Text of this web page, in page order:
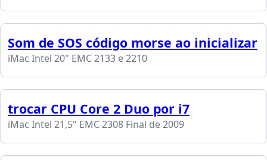
Som de SOS código morse ao inicializar
iMac Intel 20" EMC 2133 e 2210
trocar CPU Core 2 Duo por i7
iMac Intel 21,5" EMC 2308 Final de 2009